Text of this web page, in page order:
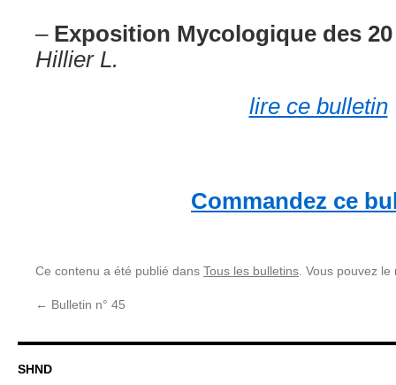
– Exposition Mycologique des
Hillier L.
lire ce bulletin
Commandez ce
Ce contenu a été publié dans Tous les bulletins . Vous pouvez
← Bulletin n° 45
SHND